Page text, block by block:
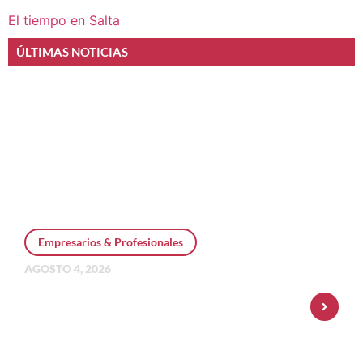
El tiempo en Salta
ÚLTIMAS NOTICIAS
Empresarios & Profesionales
AGOSTO 4, 2026